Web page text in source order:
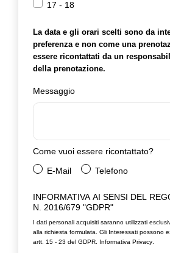
17 - 18
La data e gli orari scelti sono da
preferenza e non come una
essere ricontattati da un
della prenotazione.
Messaggio
Come vuoi essere ricontattato?
E-Mail Telefono
INFORMATIVA AI SENSI DEL
N. 2016/679 "GDPR"
I dati personali acquisiti saranno utilizzati
alla richiesta formulata. Gli Interessati possono
artt. 15 - 23 del GDPR.
Informativa Privacy.